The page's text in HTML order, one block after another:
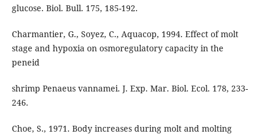
glucose. Biol. Bull. 175, 185-192.
Charmantier, G., Soyez, C., Aquacop, 1994. Effect of molt
stage and hypoxia on osmoregulatory capacity in the
peneid
shrimp Penaeus vannamei. J. Exp. Mar. Biol. Ecol. 178, 233-
246.
Choe, S., 1971. Body increases during molt and molting